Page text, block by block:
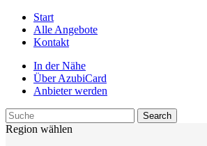
Start
Alle Angebote
Kontakt
In der Nähe
Über AzubiCard
Anbieter werden
Region wählen